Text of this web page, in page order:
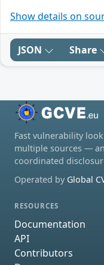
Show details on
JSON Share
Fast vulnerability
multiple sources —
coordinated
Operated by Global
RESOURCES
Documentation
API
Contributors